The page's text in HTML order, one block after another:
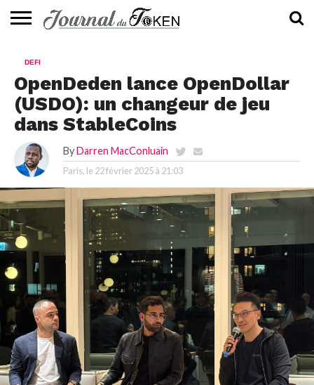
📰
EVALUATION
GUIDE
TENDANCES
À
CONTACTEZ-
DEFI
OpenDeden lance OpenDollar
(USDO): un changeur de jeu
dans StableCoins
By Darren MacConluain
Paris, le 22 février 2025 à 21:03